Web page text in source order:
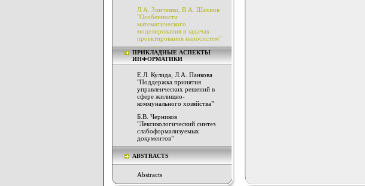
Л.А. Зинченко, В.А. Шахнов
"Особенности
математического
моделирования в задачах
проектирования наносистем"
ПРИКЛАДНЫЕ АСПЕКТЫ
ИНФОРМАТИКИ
Е.Л. Кулида, Л.А. Панкова
"Поддержка принятия
управленческих решений в
сфере жилищно-
коммунального хозяйства"
Б.В. Черников
"Лексикологический синтез
слабоформализуемых
документов"
ABSTRACTS
Abstracts